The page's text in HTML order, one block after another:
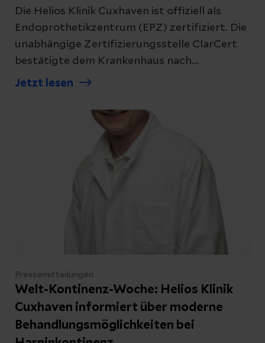
Abschicken
Die Helios Klinik Cuxhaven ist offiziell als
Endoprothetikzentrum (EPZ) zertifiziert. Die
unabhängige Zertifizierungsstelle ClarCert
bestätigte dem Krankenhaus nach
erfolgreichem Audit die Erfüllung höchster
Patient:innen mit künstlichem Hüft- und
Kniegelenkersatz.
Jetzt lesen
Pressemitteilungen
Welt-Kontinenz-Woche: Helios Klinik
Cuxhaven informiert über moderne
Behandlungsmöglichkeiten bei